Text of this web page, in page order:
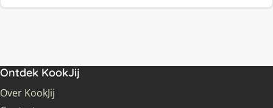
Ontdek KookJij
Over KookJij